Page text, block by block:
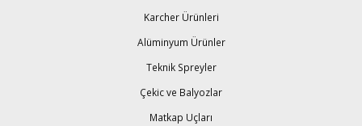
Karcher Ürünleri
Alüminyum Ürünler
Teknik Spreyler
Çekic ve Balyozlar
Matkap Uçları